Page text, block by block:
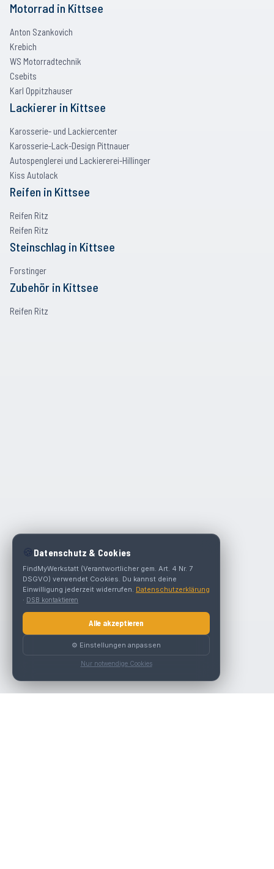
Motorrad in Kittsee
Anton Szankovich
Krebich
WS Motorradtechnik
Csebits
Karl Oppitzhauser
Lackierer in Kittsee
Karosserie- und Lackiercenter
Karosserie-Lack-Design Pittnauer
Autospenglerei und Lackiererei-Hillinger
Kiss Autolack
Reifen in Kittsee
Reifen Ritz
Reifen Ritz
Steinschlag in Kittsee
Forstinger
Zubehör in Kittsee
Reifen Ritz
🍪 Datenschutz & Cookies
FindMyWerkstatt (Verantwortlicher gem. Art. 4 Nr. 7
DSGVO) verwendet Cookies. Du kannst deine
Einwilligung jederzeit widerrufen. Datenschutzerklärung
· DSB kontaktieren
Alle akzeptieren
⚙️ Einstellungen anpassen
Nur notwendige Cookies